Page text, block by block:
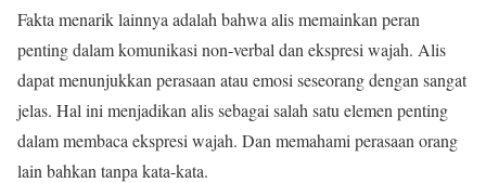
Fakta menarik lainnya adalah bahwa alis memainkan peran
penting dalam komunikasi non-verbal dan ekspresi wajah. Alis
dapat menunjukkan perasaan atau emosi seseorang dengan sangat
jelas. Hal ini menjadikan alis sebagai salah satu elemen penting
dalam membaca ekspresi wajah. Dan memahami perasaan orang
lain bahkan tanpa kata-kata.